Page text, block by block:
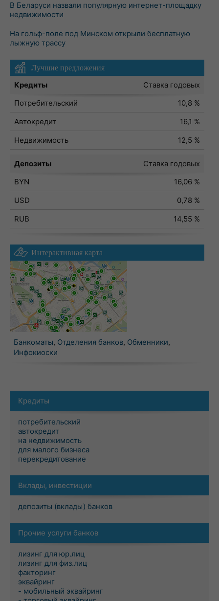
В Беларуси назвали популярную интернет-площадку
недвижимости
На гольф-поле под Минском открыли бесплатную
лыжную трассу
Лучшие предложения
Кредиты
Ставка годовых
Потребительский
10,8 %
Автокредит
16,1 %
Недвижимость
12,5 %
Депозиты
Ставка годовых
BYN
16,06 %
USD
0,78 %
RUB
14,55 %
Интерактивная карта
Банкоматы, Отделения банков, Обменники,
Инфокиоски
Кредиты
потребительский
автокредит
на недвижимость
для малого бизнеса
перекредитование
Вклады, инвестиции
депозиты (вклады) банков
Прочие услуги банков
лизинг для юр.лиц
лизинг для физ.лиц
факторинг
эквайринг
- мобильный эквайринг